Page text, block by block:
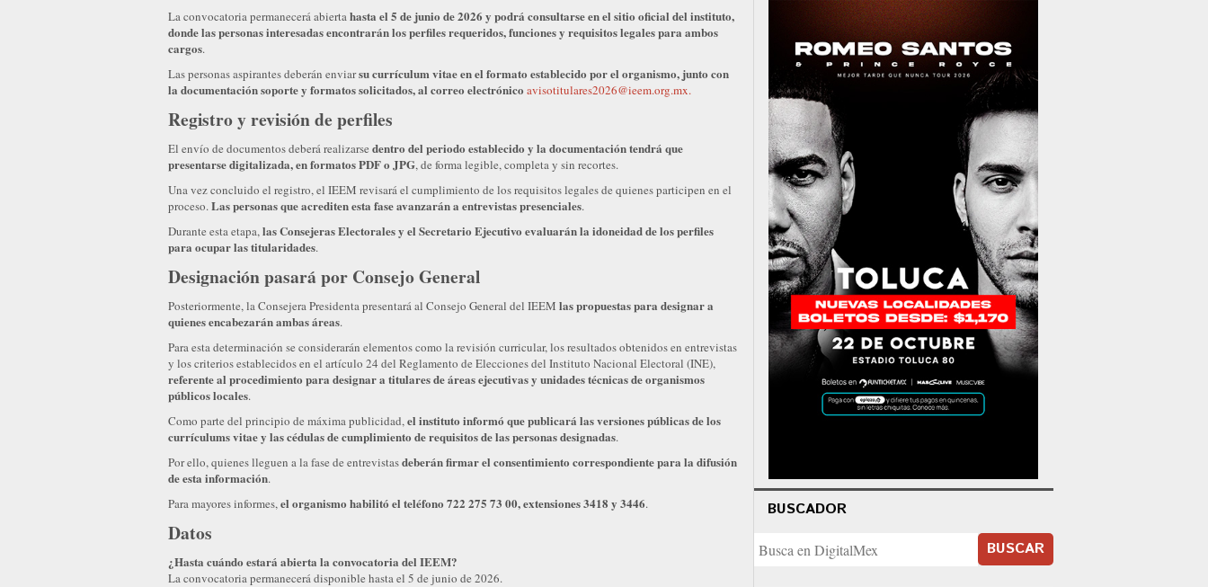
La convocatoria permanecerá abiertahasta el 5 de junio de 2026 y podrá consultarse en el sitio oficial del instituto,
donde las personas interesadas encontrarán los perfiles requeridos, funciones y requisitos legales para ambos
cargos.
Las personas aspirantes deberán enviarsu currículum vitae en el formato establecido por el organismo, junto con
la documentación soporte y formatos solicitados, al correo electrónico avisotitulares2026@ieem.org.mx.
Registro y revisión de perfiles
El envío de documentos deberá realizarse dentro del periodo establecido y la documentación tendrá que
presentarse digitalizada, en formatos PDF o JPG, de forma legible, completa y sin recortes.
Una vez concluido el registro, el IEEM revisará el cumplimiento de los requisitos legales de quienes participen en el
proceso.Las personas que acrediten esta fase avanzarán a entrevistas presenciales.
Durante esta etapa,las Consejeras Electorales y el Secretario Ejecutivo evaluarán la idoneidad de los perfiles
para ocupar las titularidades.
Designación pasará por Consejo General
Posteriormente, la Consejera Presidenta presentará al Consejo General del IEEM las propuestas para designar a
quienes encabezarán ambas áreas.
Para esta determinación se considerarán elementos como la revisión curricular, los resultados obtenidos en entrevistas
y los criterios establecidos en el artículo 24 del Reglamento de Elecciones del Instituto Nacional Electoral (INE),
referente al procedimiento para designar a titulares de áreas ejecutivas y unidades técnicas de organismos
públicos locales.
Como parte del principio de máxima publicidad,el instituto informó que publicará las versiones públicas de los
currículums vitae y las cédulas de cumplimiento de requisitos de las personas designadas.
Por ello, quienes lleguen a la fase de entrevistasdeberán firmar el consentimiento correspondiente para la difusión
de esta información.
Para mayores informes,el organismo habilitó el teléfono 722 275 73 00, extensiones 3418 y 3446.
Datos
¿Hasta cuándo estará abierta la convocatoria del IEEM?
La convocatoria permanecerá disponible hasta el 5 de junio de 2026.
BUSCADOR
BUSCAR